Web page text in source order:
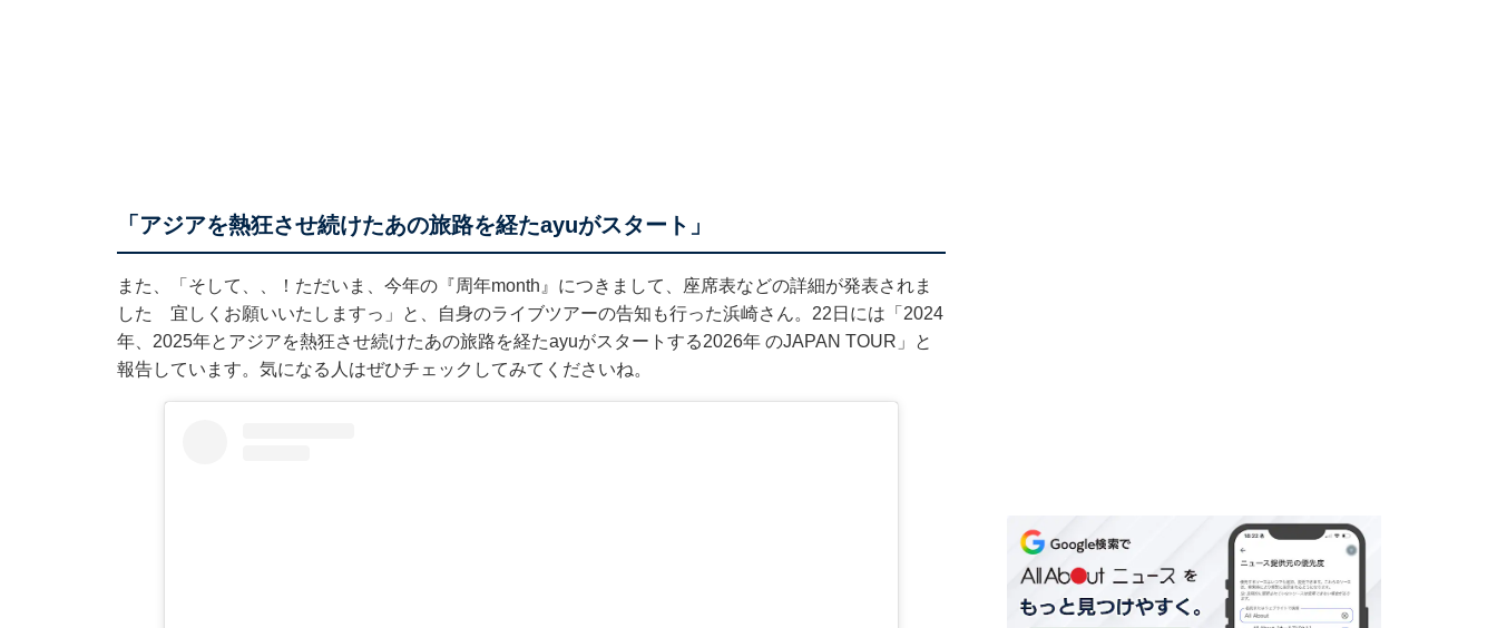
「アジアを熱狂させ続けたあの旅路を経たayuがスタート」
また、「そして、、！ただいま、今年の『周年month』につきまして、座席表などの詳細が発表されま
した 宜しくお願いいたしますっ」と、自身のライブツアーの告知も行った浜崎さん。22日には「2024
年、2025年とアジアを熱狂させ続けたあの旅路を経たayuがスタートする2026年 のJAPAN TOUR」と
報告しています。気になる人はぜひチェックしてみてくださいね。